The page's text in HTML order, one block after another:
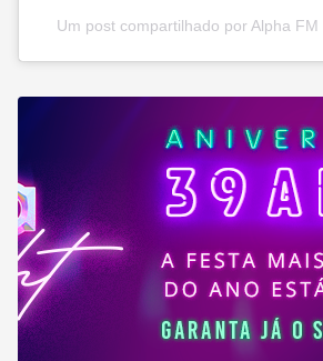
Um post compartilhado por Alpha